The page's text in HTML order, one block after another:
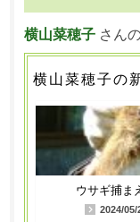
横山菜穂子さん
横山菜穂子の
ウサギ捕ま
2024/05/